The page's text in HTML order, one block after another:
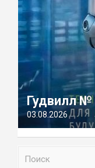
Гудвилл
03.08.2026